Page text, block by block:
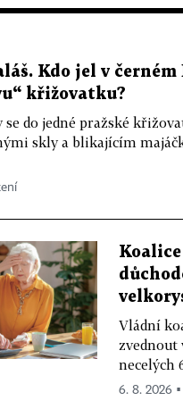
Kdo jel v
křižovatku?
se do jedné pražské
skly a blikajícím
Vládní
zvednout
necelých
6. 8. 2026